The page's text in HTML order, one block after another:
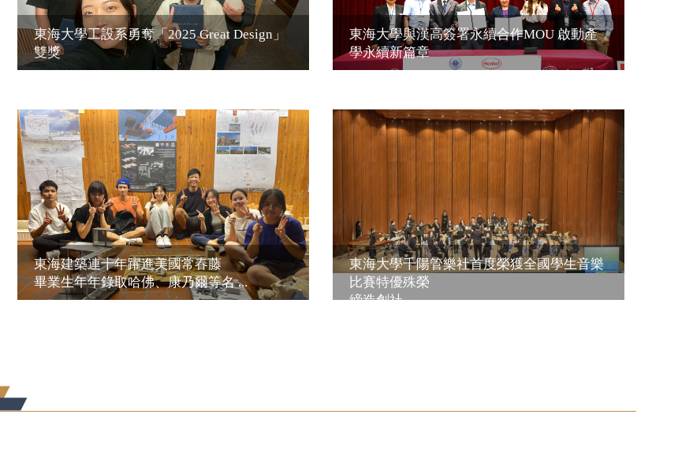
東海大學工設系勇奪「2025 Great Design」
雙獎
東海大學與漢高簽署永續合作MOU 啟動產
學永續新篇章
東海建築連十年躍進美國常春藤
畢業生年年錄取哈佛、康乃爾等名 ...
東海大學千陽管樂社首度榮獲全國學生音樂
比賽特優殊榮
締造創社 ...